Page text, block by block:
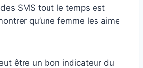
SMS tout le temps est
qu’une femme les aime
être un bon indicateur du